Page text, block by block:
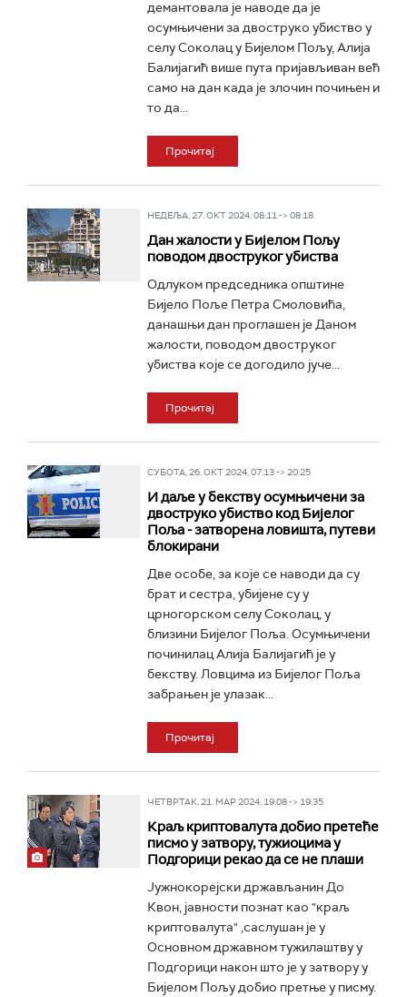
демантовала је наводе да је
осумњичени за двоструко убиство у
селу Соколац у Бијелом Пољу, Алија
Балијагић више пута пријављиван већ
само на дан када је злочин почињен и
то да...
Прочитај
НЕДЕЉА, 27. ОКТ 2024, 08:11 -> 08:18
Дан жалости у Бијелом Пољу
поводом двоструког убиства
Одлуком председника општине
Бијело Поље Петра Смоловића,
данашњи дан проглашен је Даном
жалости, поводом двоструког
убиства које се догодило јуче...
Прочитај
СУБОТА, 26. ОКТ 2024, 07:13 -> 20:25
И даље у бекству осумњичени за
двоструко убиство код Бијелог
Поља - затворена ловишта, путеви
блокирани
Две особе, за које се наводи да су
брат и сестра, убијене су у
црногорском селу Соколац, у
близини Бијелог Поља. Осумњичени
починилац Алија Балијагић је у
бекству. Ловцима из Бијелог Поља
забрањен је улазак...
Прочитај
ЧЕТВРТАК, 21. МАР 2024, 19:08 -> 19:35
Краљ криптовалута добио претеће
писмо у затвору, тужиоцима у
Подгорици рекао да се не плаши
Јужнокорејски држављанин До
Квон, јавности познат као "краљ
криптовалута" ,саслушан је у
Основном државном тужилаштву у
Подгорици након што је у затвору у
Бијелом Пољу добио претње у писму.